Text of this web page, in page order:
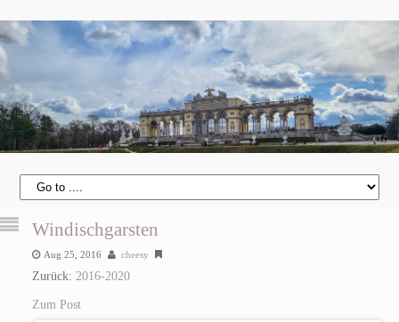
Windischgarsten
Aug 25, 2016 cheesy
Zurück: 2016-2020
Zum Post